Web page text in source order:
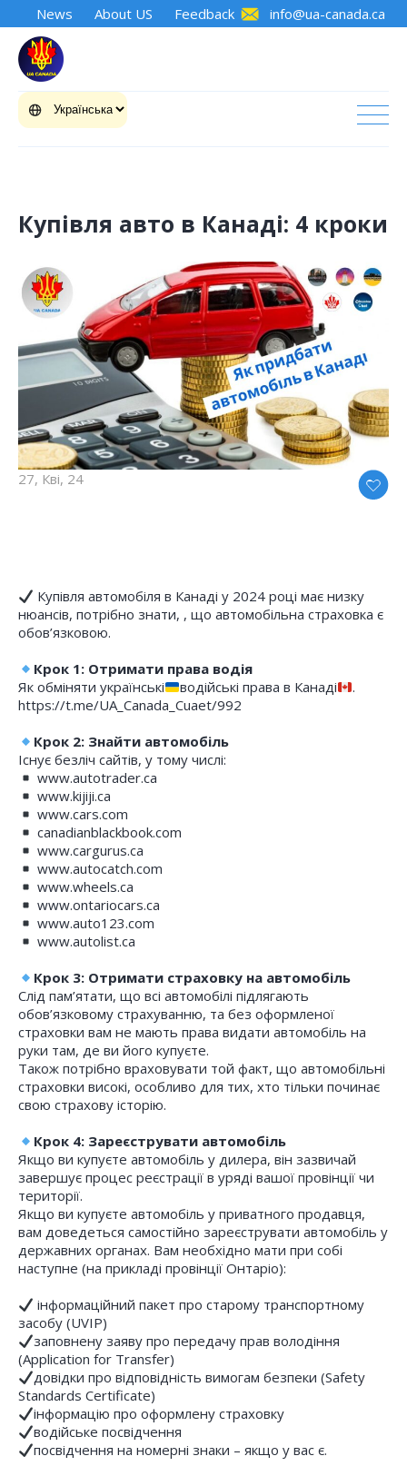
News About US Feedback info@ua-canada.ca
Купівля авто в Канаді: 4 кроки
27, Кві, 24
Купівля автомобіля в Канаді у 2024 році має низку
нюансів, потрібно знати, , що автомобільна страховка є
обов’язковою.
Крок 1: Отримати права водія
Як обміняти українські
водійські права в Канаді
.
https://t.me/UA_Canada_Cuaet/992
Крок 2: Знайти автомобіль
Існує безліч сайтів, у тому числі:
www.autotrader.ca
www.kijiji.ca
www.cars.com
canadianblackbook.com
www.cargurus.ca
www.autocatch.com
www.wheels.ca
www.ontariocars.ca
www.auto123.com
www.autolist.ca
Крок 3: Отримати страховку на автомобіль
Слід пам’ятати, що всі автомобілі підлягають
обов’язковому страхуванню, та без оформленої
страховки вам не мають права видати автомобіль на
руки там, де ви його купуєте.
Також потрібно враховувати той факт, що автомобільні
страховки високі, особливо для тих, хто тільки починає
свою страхову історію.
Крок 4: Зареєструвати автомобіль
Якщо ви купуєте автомобіль у дилера, він зазвичай
завершує процес реєстрації в уряді вашої провінції чи
території.
Якщо ви купуєте автомобіль у приватного продавця,
вам доведеться самостійно зареєструвати автомобіль у
державних органах. Вам необхідно мати при собі
наступне (на прикладі провінції Онтаріо):
інформаційний пакет про старому транспортному
засобу (UVIP)
заповнену заяву про передачу прав володіння
(Application for Transfer)
довідки про відповідність вимогам безпеки (Safety
Standards Certificate)
інформацію про оформлену страховку
водійське посвідчення
посвідчення на номерні знаки – якщо у вас є.